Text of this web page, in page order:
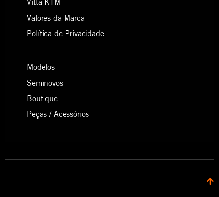
Vitta KTM
Valores da Marca
Política de Privacidade
Modelos
Seminovos
Boutique
Peças / Acessórios